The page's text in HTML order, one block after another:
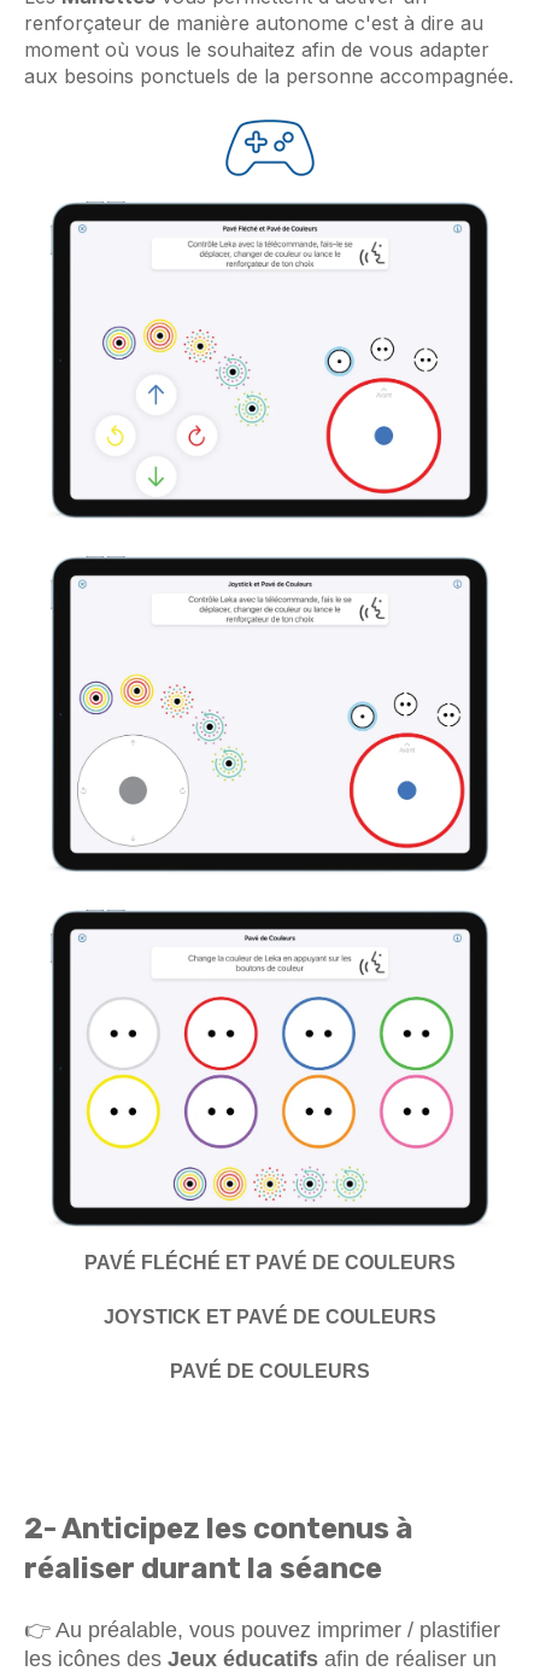
renforçateur de manière autonome c'est à dire au
moment où vous le souhaitez afin de vous adapter
aux besoins ponctuels de la personne accompagnée.
PAVÉ FLÉCHÉ ET PAVÉ DE COULEURS
JOYSTICK ET PAVÉ DE COULEURS
PAVÉ DE COULEURS
2- Anticipez les contenus à
réaliser durant la séance
👉 Au préalable, vous pouvez imprimer / plastifier
les icônes des Jeux éducatifs afin de réaliser un